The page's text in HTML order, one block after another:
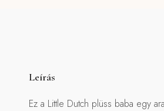
Leírás
Ez a Little Dutch plüss baba egy